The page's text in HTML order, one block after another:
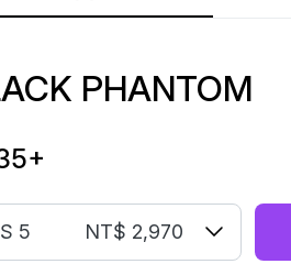
PHANTOM
+
5 NT$ 2,970